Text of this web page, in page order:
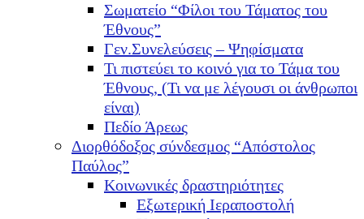
Σωματείο “Φίλοι του Τάματος του
Έθνους”
Γεν.Συνελεύσεις – Ψηφίσματα
Τι πιστεύει το κοινό για το Τάμα του
Έθνους, (Τι να με λέγουσι οι άνθρωποι
είναι)
Πεδίο Άρεως
Διορθόδοξος σύνδεσμος “Απόστολος
Παύλος”
Κοινωνικές δραστηριότητες
Εξωτερική Ιεραποστολή